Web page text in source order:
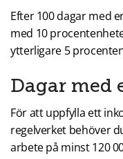
Efter 100 dagar med
med 10
ytterligare 5
Dagar med
För att uppfylla ett
regelverket behöver
arbete på minst 120